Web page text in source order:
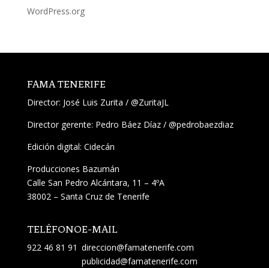
WordPress.org
FAMA TENERIFE
Director: José Luis Zurita / @ZuritaJL
Director gerente: Pedro Báez Díaz / @pedrobaezdiaz
Edición digital: Cidecán
Producciones Bazumán
Calle San Pedro Alcántara, 11 – 4ºA
38002 – Santa Cruz de Tenerife
TELÉFONO
922 46 81 91
E-MAIL
direccion@famatenerife.com
publicidad@famatenerife.com